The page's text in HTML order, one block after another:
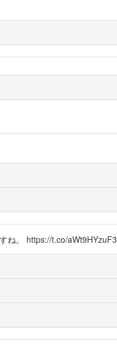
ね。 https://t.co/aWt9HYzuF3